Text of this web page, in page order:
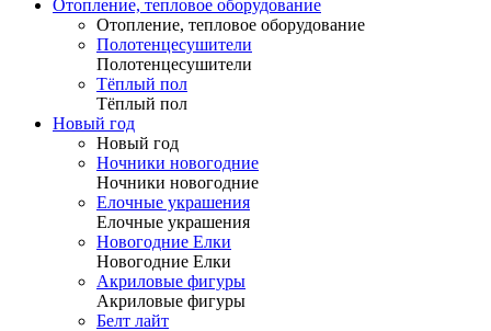
Отопление, тепловое оборудование
Отопление, тепловое оборудование
Полотенцесушители
Полотенцесушители
Тёплый пол
Тёплый пол
Новый год
Новый год
Ночники новогодние
Ночники новогодние
Елочные украшения
Елочные украшения
Новогодние Елки
Новогодние Елки
Акриловые фигуры
Акриловые фигуры
Белт лайт